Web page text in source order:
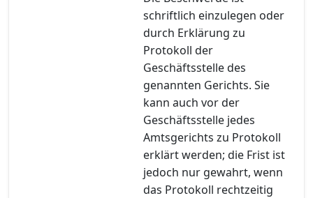
schriftlich einzulegen oder
durch Erklärung zu
Protokoll der
Geschäftsstelle des
genannten Gerichts. Sie
kann auch vor der
Geschäftsstelle jedes
Amtsgerichts zu Protokoll
erklärt werden; die Frist ist
jedoch nur gewahrt, wenn
das Protokoll rechtzeitig